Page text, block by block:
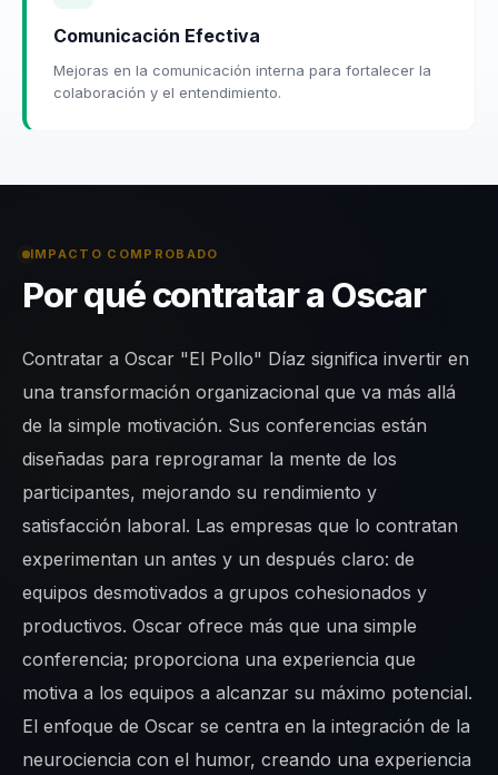
Comunicación Efectiva
Mejoras en la comunicación interna para fortalecer la
colaboración y el entendimiento.
IMPACTO COMPROBADO
Por qué contratar a Oscar
Contratar a Oscar "El Pollo" Díaz significa invertir en
una transformación organizacional que va más allá
de la simple motivación. Sus conferencias están
diseñadas para reprogramar la mente de los
participantes, mejorando su rendimiento y
satisfacción laboral. Las empresas que lo contratan
experimentan un antes y un después claro: de
equipos desmotivados a grupos cohesionados y
productivos. Oscar ofrece más que una simple
conferencia; proporciona una experiencia que
motiva a los equipos a alcanzar su máximo potencial.
El enfoque de Oscar se centra en la integración de la
neurociencia con el humor, creando una experiencia